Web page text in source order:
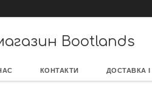
Bootlands
КОНТАКТИ ДОСТАВКА